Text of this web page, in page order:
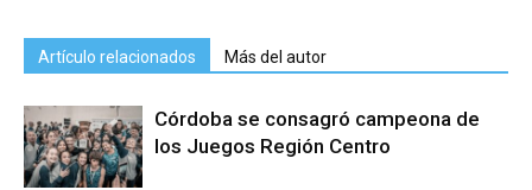
Artículo relacionados Más del autor
Córdoba se consagró campeona de
los Juegos Región Centro